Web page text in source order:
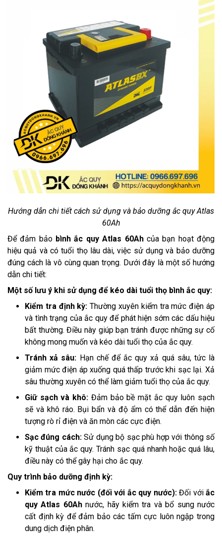
Hướng dẫn chi tiết cách sử dụng và bảo dưỡng ắc quy Atlas
60Ah
Để đảm bảo bình ắc quy Atlas 60Ahcủa bạn hoạt động
hiệu quả và có tuổi thọ lâu dài, việc sử dụng và bảo dưỡng
đúng cách là vô cùng quan trọng. Dưới đây là một số hướng
dẫn chi tiết:
Một số lưu ý khi sử dụng để kéo dài tuổi thọ bình ắc quy:
Kiểm tra định kỳ: Thường xuyên kiểm tra mức điện áp
và tình trạng của ắc quy để phát hiện sớm các dấu hiệu
bất thường. Điều này giúp bạn tránh được những sự cố
không mong muốn và kéo dài tuổi thọ của ắc quy.
Tránh xả sâu: Hạn chế để ắc quy xả quá sâu, tức là
giảm mức điện áp xuống quá thấp trước khi sạc lại. Xả
sâu thường xuyên có thể làm giảm tuổi thọ của ắc quy.
Giữ sạch và khô: Đảm bảo bề mặt ắc quy luôn sạch
sẽ và khô ráo. Bụi bẩn và độ ẩm có thể dẫn đến hiện
tượng rò rỉ điện và ăn mòn các cực điện.
Sạc đúng cách:Sử dụng bộ sạc phù hợp với thông số
kỹ thuật của ắc quy. Tránh sạc quá nhanh hoặc quá lâu,
điều này có thể gây hại cho ắc quy.
Quy trình bảo dưỡng định kỳ:
Kiểm tra mức nước (đối với ắc quy nước):Đối vớiắc
quy Atlas 60Ahnước, hãy kiểm tra và bổ sung nước
cất định kỳ để đảm bảo các tấm cực luôn ngập trong
dung dịch điện phân.